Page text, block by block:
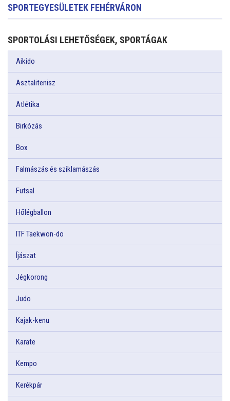
SPORTEGYESÜLETEK FEHÉRVÁRON
SPORTOLÁSI LEHETŐSÉGEK, SPORTÁGAK
Aikido
Asztalitenisz
Atlétika
Birkózás
Box
Falmászás és sziklamászás
Futsal
Hőlégballon
ITF Taekwon-do
Íjászat
Jégkorong
Judo
Kajak-kenu
Karate
Kempo
Kerékpár